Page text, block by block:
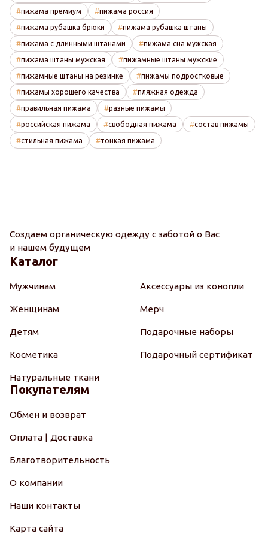
пижама премиум пижама россия
пижама рубашка брюки пижама рубашка штаны
пижама с длинными штанами пижама сна мужская
пижама штаны мужская пижамные штаны мужские
пижамные штаны на резинке пижамы подростковые
пижамы хорошего качества пляжная одежда
правильная пижама разные пижамы
российская пижама свободная пижама состав пижамы
стильная пижама тонкая пижама
Создаем органическую одежду с заботой о Вас
и нашем будущем
Каталог
Мужчинам
Женщинам
Детям
Косметика
Натуральные ткани
Аксессуары из конопли
Мерч
Подарочные наборы
Подарочный сертификат
Покупателям
Обмен и возврат
Оплата | Доставка
Благотворительность
О компании
Наши контакты
Карта сайта